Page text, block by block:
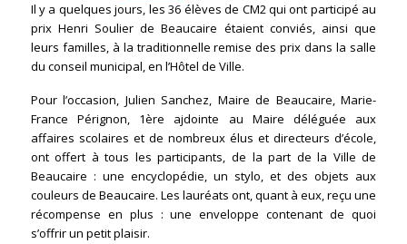
Il y a quelques jours, les 36 élèves de CM2 qui ont participé au
prix Henri Soulier de Beaucaire étaient conviés, ainsi que
leurs familles, à la traditionnelle remise des prix dans la salle
du conseil municipal, en l’Hôtel de Ville.
Pour l’occasion, Julien Sanchez, Maire de Beaucaire, Marie-
France Pérignon, 1ère ajdointe au Maire déléguée aux
affaires scolaires et de nombreux élus et directeurs d’école,
ont offert à tous les participants, de la part de la Ville de
Beaucaire : une encyclopédie, un stylo, et des objets aux
couleurs de Beaucaire. Les lauréats ont, quant à eux, reçu une
récompense en plus : une enveloppe contenant de quoi
s’offrir un petit plaisir.